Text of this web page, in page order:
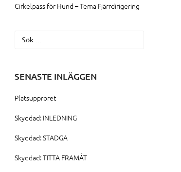
Cirkelpass för Hund – Tema Fjärrdirigering
Sök
SENASTE INLÄGGEN
Platsupproret
Skyddad: INLEDNING
Skyddad: STADGA
Skyddad: TITTA FRAMÅT